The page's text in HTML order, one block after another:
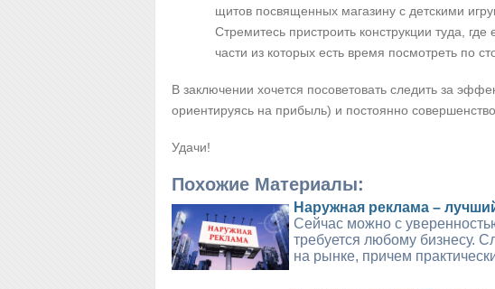
щитов посвященных магазину с детскими
Стремитесь пристроить конструкции туда,
части из которых есть время посмотреть по
В заключении хочется посоветовать следить за
ориентируясь на прибыль) и постоянно
Удачи!
Похожие Материалы:
Наружная реклама –
Сейчас можно с
требуется любому бизнесу.
на рынке, причем